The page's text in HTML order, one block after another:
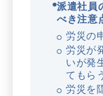
派遣社員
べき注意
労災の
労災が
いが発
てもら
労災を